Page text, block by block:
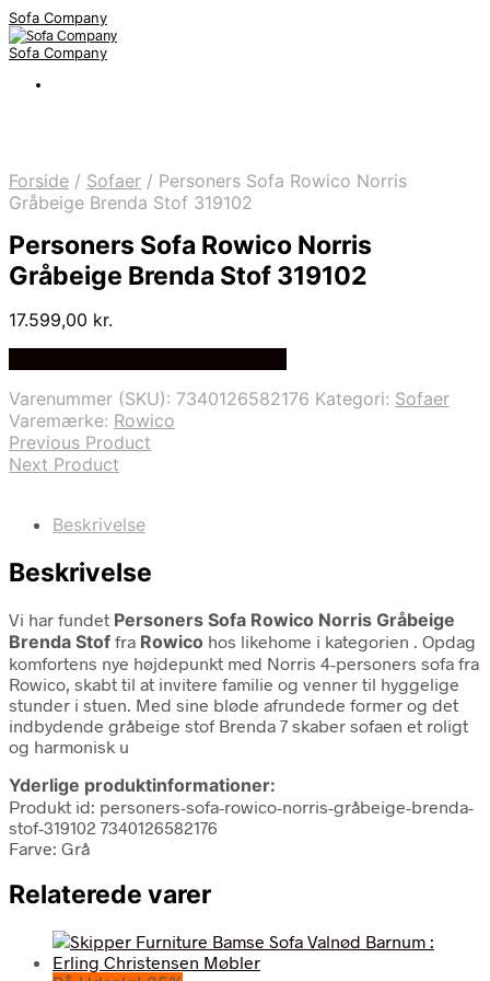
Sofa Company
Sofa Company
Forside / Sofaer / Personers Sofa Rowico Norris
Gråbeige Brenda Stof 319102
Personers Sofa Rowico Norris
Gråbeige Brenda Stof 319102
17.599,00 kr.
Varenummer (SKU): 7340126582176 Kategori: Sofaer
Varemærke: Rowico
Previous Product
Next Product
Beskrivelse
Beskrivelse
Vi har fundet Personers Sofa Rowico Norris Gråbeige
Brenda Stof fra Rowico hos likehome i kategorien . Opdag
komfortens nye højdepunkt med Norris 4-personers sofa fra
Rowico, skabt til at invitere familie og venner til hyggelige
stunder i stuen. Med sine bløde afrundede former og det
indbydende gråbeige stof Brenda 7 skaber sofaen et roligt
og harmonisk u
Yderlige produktinformationer:
Produkt id: personers-sofa-rowico-norris-gråbeige-brenda-
stof-319102 7340126582176
Farve: Grå
Relaterede varer